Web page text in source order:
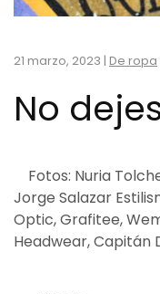
21 marzo, 2023 | De ropa
No
Fotos: Nuria
Jorge Salazar
Optic, Grafitee,
Headwear, Capitán